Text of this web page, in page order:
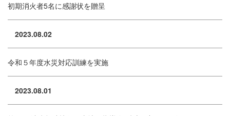
初期消火者5名に感謝状を贈呈
2023.08.02
令和５年度水災対応訓練を実施
2023.08.01